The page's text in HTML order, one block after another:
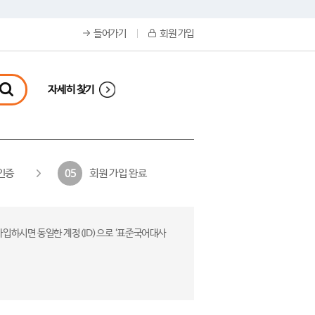
들어가기 회원 가입
자세히 찾기
증 05 회원 가입 완료
하시면 동일한 계정(ID)으로 ‘표준국어대사